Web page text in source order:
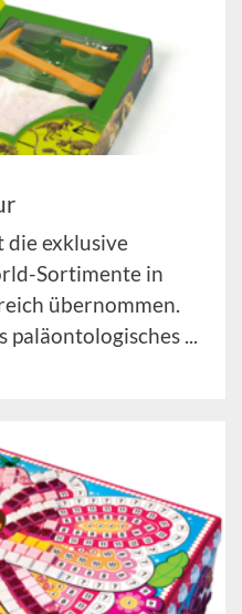
die exklusive
Sortimente in
übernommen.
paläontologisches ...